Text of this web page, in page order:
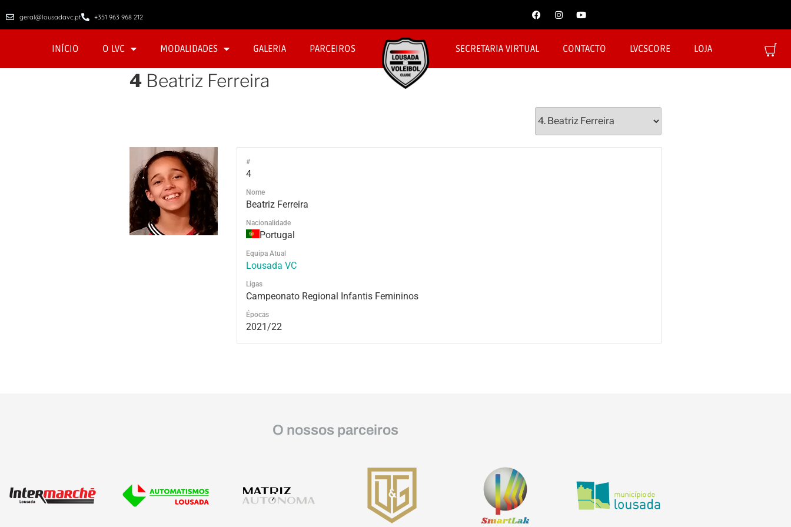
geral@lousadavc.pt +351 963 968 212
INÍCIO O LVC MODALIDADES GALERIA PARCEIROS SECRETARIA VIRTUAL CONTACTO LVCSCORE LOJA
4 Beatriz Ferreira
#
4
Nome
Beatriz Ferreira
Nacionalidade
Portugal
Equipa Atual
Lousada VC
Ligas
Campeonato Regional Infantis Femininos
Épocas
2021/22
O nossos parceiros